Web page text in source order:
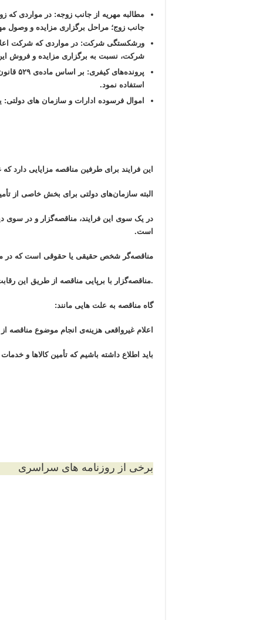
مطالبه مهریه از جانب زوجه: در مواردی که
جانب زوج؛ مراحل برگزاری مزایده و وصول
ورشکستگی شرکت: در مواردی که شرکت اعلام
شرکت، نسبت به برگزاری مزایده و فروش
استفاده نمود.
اموال فرسوده ادارات و سازمان های
این فرایند برای طرفین مناقصه مزایایی
البته سازمان‌های دولتی برای بخش خاصی از
در یک سوی این فرایند، مناقصه‌گزار و در سوی
است.
مناقصه‌گر شخص حقیقی یا حقوقی است که در
.مناقصه‌گزار با برپایی مناقصه از طریق این
گاه مناقصه به علت هایی مانند:
اعلام غیرواقعی هزینه‌ی انجام موضوع مناقصه
باید اطلاع داشته باشیم که تأمین کالاها و
برخی از روزنامه های سراسری